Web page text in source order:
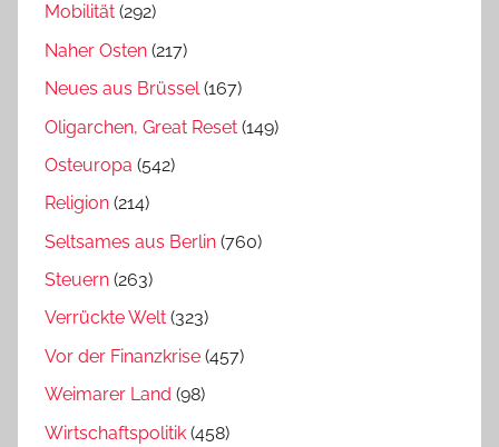
Mobilität (292)
Naher Osten (217)
Neues aus Brüssel(167)
Oligarchen, Great Reset (149)
Osteuropa (542)
Religion (214)
Seltsames aus Berlin (760)
Steuern (263)
Verrückte Welt (323)
Vor der Finanzkrise (457)
Weimarer Land (98)
Wirtschaftspolitik (458)